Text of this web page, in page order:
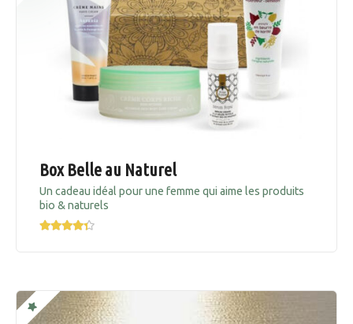
Box Belle au Naturel
Un cadeau idéal pour une femme qui aime les produits
bio & naturels